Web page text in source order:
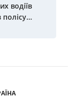
водіїв
полісу